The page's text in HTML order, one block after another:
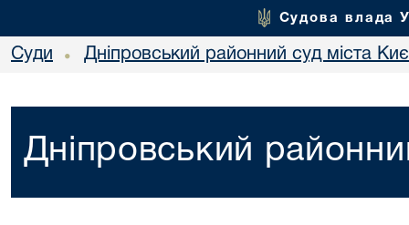
Судова влада
Суди • Дніпровський районний суд міста
Дніпровський